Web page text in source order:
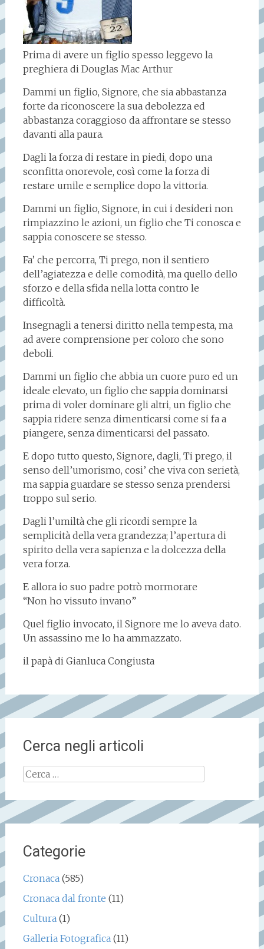
Prima di avere un figlio spesso leggevo la
preghiera di Douglas Mac Arthur
Dammi un figlio, Signore, che sia abbastanza
forte da riconoscere la sua debolezza ed
abbastanza coraggioso da affrontare se stesso
davanti alla paura.
Dagli la forza di restare in piedi, dopo una
sconfitta onorevole, così come la forza di
restare umile e semplice dopo la vittoria.
Dammi un figlio, Signore, in cui i desideri non
rimpiazzino le azioni, un figlio che Ti conosca e
sappia conoscere se stesso.
Fa’ che percorra, Ti prego, non il sentiero
dell’agiatezza e delle comodità, ma quello dello
sforzo e della sfida nella lotta contro le
difficoltà.
Insegnagli a tenersi diritto nella tempesta, ma
ad avere comprensione per coloro che sono
deboli.
Dammi un figlio che abbia un cuore puro ed un
ideale elevato, un figlio che sappia dominarsi
prima di voler dominare gli altri, un figlio che
sappia ridere senza dimenticarsi come si fa a
piangere, senza dimenticarsi del passato.
E dopo tutto questo, Signore, dagli, Ti prego, il
senso dell’umorismo, cosi’ che viva con serietà,
ma sappia guardare se stesso senza prendersi
troppo sul serio.
Dagli l’umiltà che gli ricordi sempre la
semplicità della vera grandezza; l’apertura di
spirito della vera sapienza e la dolcezza della
vera forza.
E allora io suo padre potrò mormorare
“Non ho vissuto invano”
Quel figlio invocato, il Signore me lo aveva dato.
Un assassino me lo ha ammazzato.
il papà di Gianluca Congiusta
Cerca negli articoli
Ricerca
Categorie
Cronaca(585)
Cronaca dal fronte (11)
Cultura(1)
Galleria Fotografica(11)